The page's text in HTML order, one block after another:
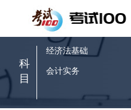
科
目
经济法基础
会计实务